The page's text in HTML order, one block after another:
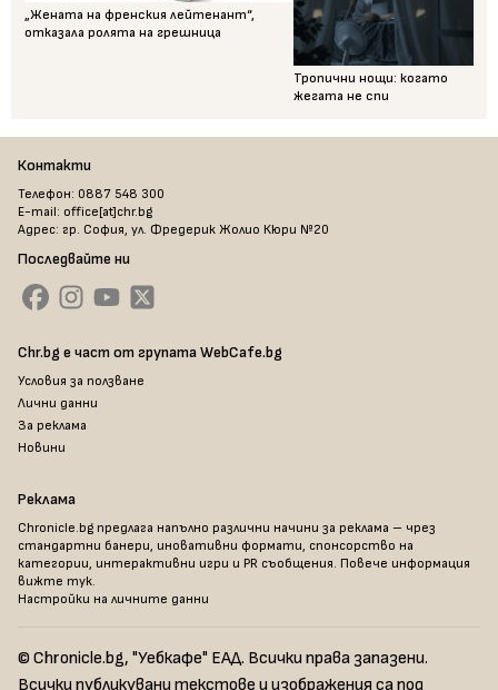
„Жената на френския лейтенант“,
отказала ролята на грешница
Тропични нощи: когато
жегата не спи
Контакти
Телефон: 0887 548 300
E-mail: office[at]chr.bg
Адрес: гр. София, ул. Фредерик Жолио Кюри №20
Последвайте ни
Chr.bg е част от групата WebCafe.bg
Условия за ползване
Лични данни
За реклама
Новини
Реклама
Chronicle.bg предлага напълно различни начини за реклама – чрез
стандартни банери, иновативни формати, спонсорство на
категории, интерактивни игри и PR съобщения. Повече информация
вижте тук.
Настройки на личните данни
© Chronicle.bg, "Уебкафе" ЕАД. Всички права запазени.
Всички публикувани текстове и изображения са под